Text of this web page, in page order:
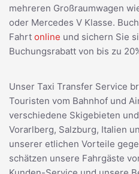
mehreren Großraumwagen
oder Mercedes V Klasse.
Fahrt online und sichern Sie
Buchungsrabatt von bis zu
Unser Taxi Transfer Service
Touristen vom Bahnhof und
verschiedene Skigebieten
Vorarlberg, Salzburg, Italien
unserer etlichen Vorteile
schätzen unsere Fahrgäste